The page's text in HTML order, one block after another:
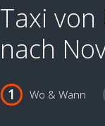
Taxi
nach
Wo & Wann